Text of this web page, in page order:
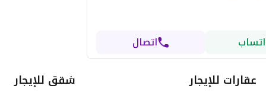
اتصال
عقارات للإيجار شقق للإيجار